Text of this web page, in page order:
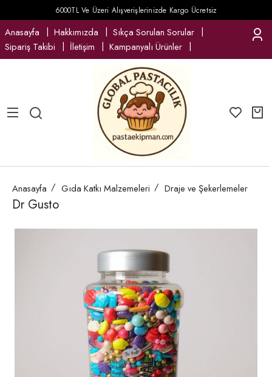
6000TL Ve Üzeri Alışverişlerinizde Kargo Ücretsiz
Anasayfa Hakkımızda
Sıkça Sorulan Sorular
Sipariş Takibi
İletişim Kampanyalı Ürünler
Anasayfa Gıda Katkı Malzemeleri Draje ve Şekerlemeler
Dr Gusto